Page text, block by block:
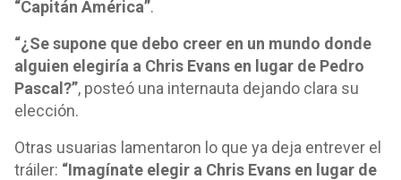
“Capitán América”.
“¿Se supone que debo creer en un mundo donde
alguien elegiría a Chris Evans en lugar de Pedro
Pascal?”, posteó una internauta dejando clara su
elección.
Otras usuarias lamentaron lo que ya deja entrever el
tráiler: “Imagínate elegir a Chris Evans en lugar de